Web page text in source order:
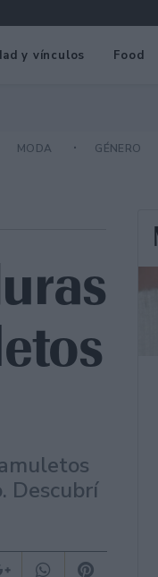
y vínculos Food
MODA GÉNERO
Descubrí